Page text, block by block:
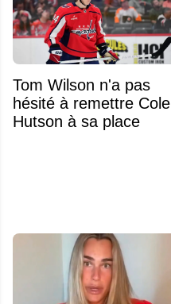
Tom Wilson n'a pas
hésité à remettre Cole
Hutson à sa place